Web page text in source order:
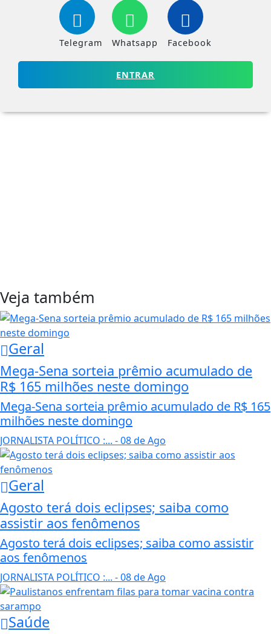
Telegram Whatsapp Facebook
ENTRAR
Veja também
Geral
Mega-Sena sorteia prêmio acumulado de
R$ 165 milhões neste domingo
Mega-Sena sorteia prêmio acumulado de R$ 165
milhões neste domingo
JORNALISTA POLÍTICO :... - 08 de Ago
Geral
Agosto terá dois eclipses; saiba como
assistir aos fenômenos
Agosto terá dois eclipses; saiba como assistir
aos fenômenos
JORNALISTA POLÍTICO :... - 08 de Ago
Saúde